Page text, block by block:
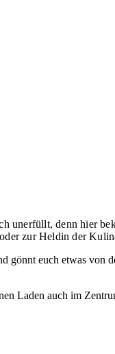
unerfüllt, denn hier
zur Heldin der
gönnt euch etwas
Laden auch im